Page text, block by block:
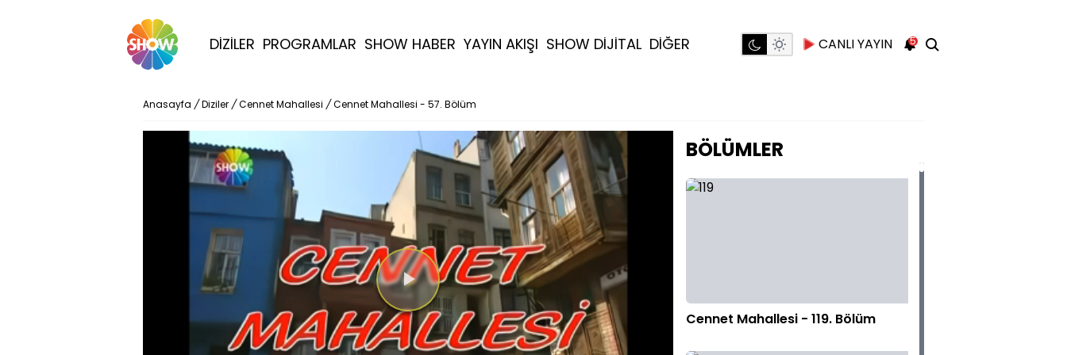
DİZİLER PROGRAMLAR SHOW HABER YAYIN AKIŞI SHOW DİJİTAL DİĞER CANLI YAYIN 5
Anasayfa / Diziler / Cennet Mahallesi / Cennet Mahallesi - 57. Bölüm
Videoyu
Oynat
BÖLÜMLER
Cennet Mahallesi - 119. Bölüm